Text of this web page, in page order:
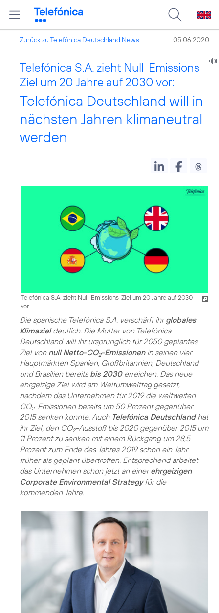
Zurück zu Telefónica Deutschland News 05.06.2020
Telefónica S.A. zieht Null-Emissions-
Ziel um 20 Jahre auf 2030 vor:
Telefónica Deutschland will in
nächsten Jahren klimaneutral
werden
Telefónica S.A. zieht Null-Emissions-Ziel um 20 Jahre auf 2030
vor
Die spanische Telefónica S.A. verschärft ihrglobales
Klimazieldeutlich. Die Mutter von Telefónica
Deutschland will ihr ursprünglich für 2050 geplantes
Ziel von null Netto-CO2-Emissionenin seinen vier
Hauptmärkten Spanien, Großbritannien, Deutschland
und Brasilien bereits bis 2030erreichen. Das neue
ehrgeizige Ziel wird am Weltumwelttag gesetzt,
nachdem das Unternehmen für 2019 die weltweiten
CO2-Emissionen bereits um 50 Prozent gegenüber
2015 senken konnte. Auch Telefónica Deutschlandhat
ihr Ziel, den CO2-Ausstoß bis 2020 gegenüber 2015 um
11 Prozent zu senken mit einem Rückgang um 28,5
Prozent zum Ende des Jahres 2019 schon ein Jahr
früher als geplant übertroffen. Entsprechend arbeitet
das Unternehmen schon jetzt an einerehrgeizigen
Corporate Environmental Strategyfür die
kommenden Jahre.